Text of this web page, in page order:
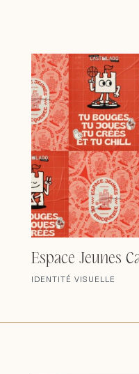
Espace Jeunes
IDENTITÉ VISUELLE